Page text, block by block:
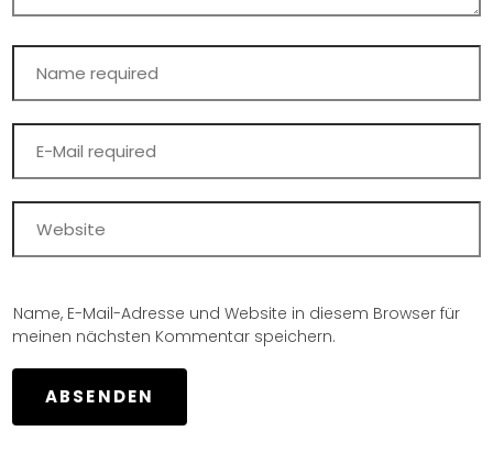
Name, E-Mail-Adresse und Website in diesem Browser für
meinen nächsten Kommentar speichern.